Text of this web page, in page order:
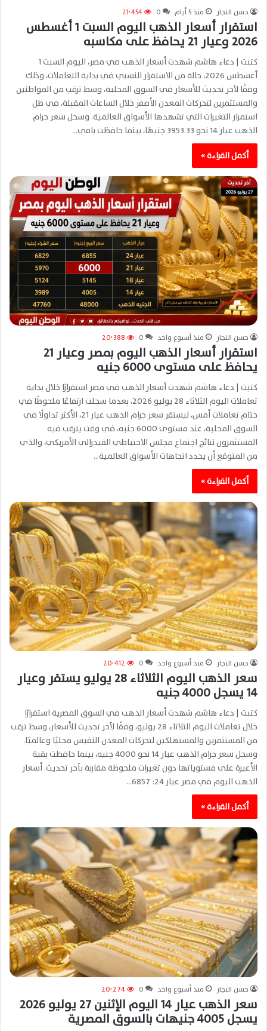
حسن النجار منذ 5 أيام 0 21٬454
استقرار أسعار الذهب اليوم السبت 1 أغسطس
2026 وعيار 21 يحافظ على مكاسبه
كتبت | دعاء هاشم شهدت أسعار الذهب في مصر، اليوم السبت 1
أغسطس 2026، حالة من الاستقرار النسبي في بداية التعاملات، وذلك
وفقًا لآخر تحديث للأسعار في السوق المحلية، وسط ترقب من المواطنين
والمستثمرين لتحركات المعدن الأصفر خلال الساعات المقبلة، في ظل
استمرار التغيرات التي تشهدها الأسواق العالمية. وسجل سعر جرام
الذهب عيار 14 نحو 3953.33 جنيهًا، بينما حافظت باقي…
أكمل القراءة »
حسن النجار منذ أسبوع واحد 0 20٬388
استقرار أسعار الذهب اليوم بمصر وعيار 21
يحافظ على مستوى 6000 جنيه
كتبت | دعاء هاشم شهدت أسعار الذهب في مصر استقرارًا خلال بداية
تعاملات اليوم الثلاثاء 28 يوليو 2026، بعدما سجلت ارتفاعًا ملحوظًا في
ختام تعاملات أمس، ليستقر سعر جرام الذهب عيار 21، الأكثر تداولًا في
السوق المحلية، عند مستوى 6000 جنيه، في وقت يترقب فيه
المستثمرون نتائج اجتماع مجلس الاحتياطي الفيدرالي الأمريكي، والذي
من المتوقع أن يحدد اتجاهات الأسواق العالمية…
أكمل القراءة »
حسن النجار منذ أسبوع واحد 0 20٬412
سعر الذهب اليوم الثلاثاء 28 يوليو يستقر وعيار
14 يسجل 4000 جنيه
كتبت | دعاء هاشم شهدت أسعار الذهب في السوق المصرية استقرارًا
خلال تعاملات اليوم الثلاثاء 28 يوليو، وفقًا لآخر تحديث للأسعار، وسط ترقب
من المستثمرين والمستهلكين لتحركات المعدن النفيس محليًا وعالميًا.
وسجل سعر جرام الذهب عيار 14 نحو 4000 جنيه، بينما حافظت بقية
الأعيرة على مستوياتها دون تغيرات ملحوظة مقارنة بآخر تحديث. أسعار
الذهب اليوم في مصر عيار 24: 6857…
أكمل القراءة »
حسن النجار منذ أسبوع واحد 0 20٬274
سعر الذهب عيار 14 اليوم الإثنين 27 يوليو 2026
يسجل 4005 جنيهات بالسوق المصرية